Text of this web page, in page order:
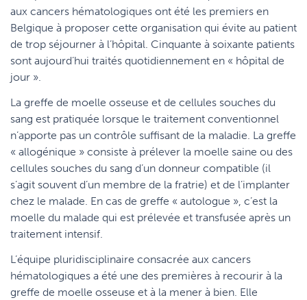
aux cancers hématologiques ont été les premiers en
Belgique à proposer cette organisation qui évite au patient
de trop séjourner à l’hôpital. Cinquante à soixante patients
sont aujourd’hui traités quotidiennement en « hôpital de
jour ».
La greffe de moelle osseuse et de cellules souches du
sang est pratiquée lorsque le traitement conventionnel
n’apporte pas un contrôle suffisant de la maladie. La greffe
« allogénique » consiste à prélever la moelle saine ou des
cellules souches du sang d’un donneur compatible (il
s’agit souvent d’un membre de la fratrie) et de l’implanter
chez le malade. En cas de greffe « autologue », c’est la
moelle du malade qui est prélevée et transfusée après un
traitement intensif.
L’équipe pluridisciplinaire consacrée aux cancers
hématologiques a été une des premières à recourir à la
greffe de moelle osseuse et à la mener à bien. Elle